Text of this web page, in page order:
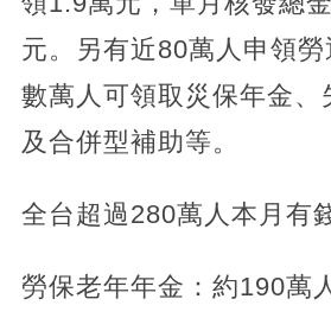
元。另有近80萬人申領勞
數萬人可領取災保年金、
及合併型補助等。
全台超過280萬人本月有
勞保老年年金：約190萬